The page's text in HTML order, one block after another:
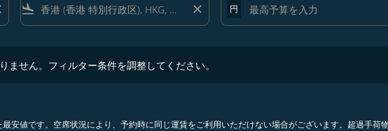
flight_land close 円
ません。フィルター条件を調整してください。
安値です。空席状況により、予約時に同じ運賃をご利用いただけない場合がございます。超過手荷